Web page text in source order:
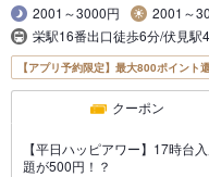
2001～3000円
2001～
栄駅16番出口徒歩6分/伏見駅
【アプリ予約限定】最大800ポイント
クーポン
【平日ハッピアワー】17時台
題が500円！？